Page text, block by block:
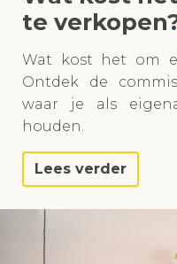
te
Wat kost het om
Ontdek de
waar je als
houden.
Lees verder